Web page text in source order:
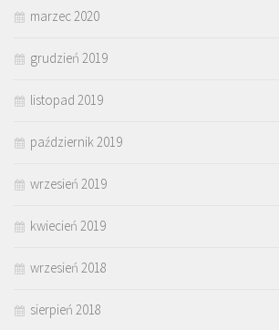
marzec 2020
grudzień 2019
listopad 2019
październik 2019
wrzesień 2019
kwiecień 2019
wrzesień 2018
sierpień 2018